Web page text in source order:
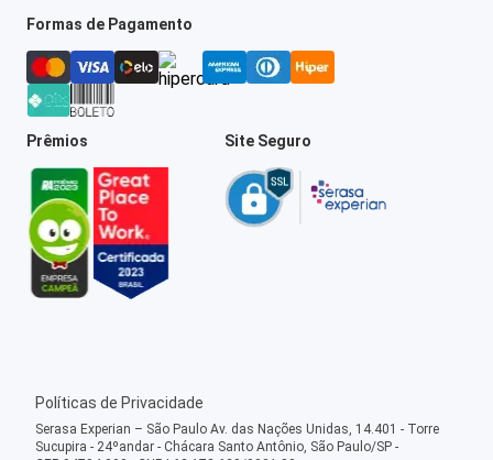
Formas de Pagamento
Prêmios Site Seguro
Políticas de Privacidade
Serasa Experian – São Paulo Av. das Nações Unidas, 14.401 - Torre
Sucupira - 24ºandar - Chácara Santo Antônio, São Paulo/SP -